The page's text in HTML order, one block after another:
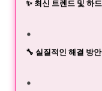
✨ 최신 트렌드 및 하
🔧 실질적인 해결 방